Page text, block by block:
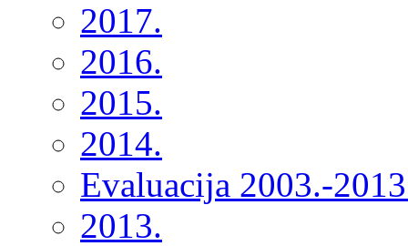
2017.
2016.
2015.
2014.
Evaluacija 2003.-
2013.